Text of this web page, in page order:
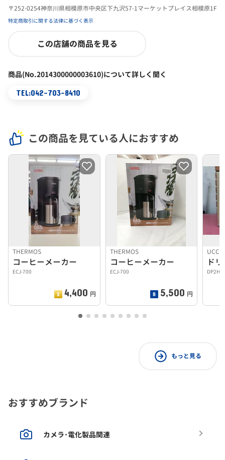
〒252-0254神奈川県相模原市中央区下九沢57-1マーケットプレイス相模原1F
特定商取引に関する法律に基づく表示
この店舗の商品を見る
商品(No.2014300000003610)について詳しく聞く
TEL:042-703-8410
この商品を見ている人におすすめ
THERMOS
コーヒーメーカー
ECJ-700
4,400 円
THERMOS
コーヒーメーカー
ECJ-700
5,500 円
UCC
ド
DP2H
もっと見る
おすすめブランド
カメラ･電化製品関連